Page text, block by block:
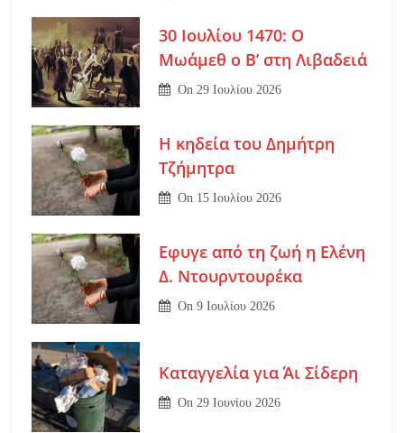
30 Ιουλίου 1470: Ο
Μωάμεθ ο Β’ στη Λιβαδειά
On29 Ιουλίου 2026
Η κηδεία του Δημήτρη
Τζήμητρα
On 15 Ιουλίου 2026
Εφυγε από τη ζωή η Ελένη
Δ. Ντουρντουρέκα
On9 Ιουλίου 2026
Καταγγελία για Άι Σίδερη
On 29 Ιουνίου 2026